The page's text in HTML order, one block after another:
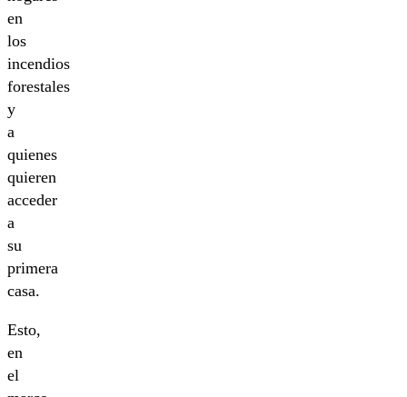
en
los
incendios
forestales
y
a
quienes
quieren
acceder
a
su
primera
casa.
Esto,
en
el